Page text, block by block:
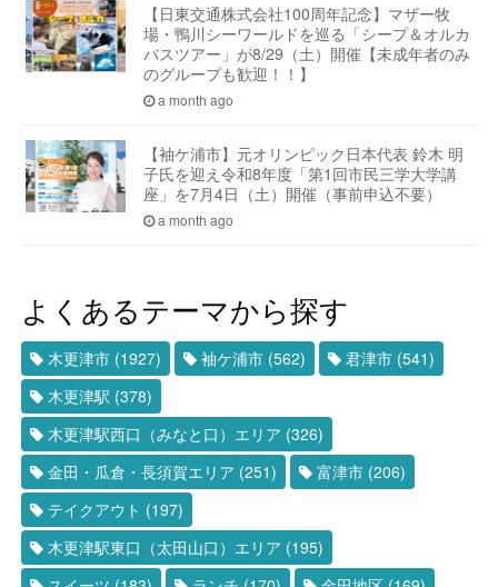
【日東交通株式会社100周年記念】マザー牧
場・鴨川シーワールドを巡る「シープ＆オルカ
バスツアー」が8/29（土）開催【未成年者のみ
のグループも歓迎！！】
a month ago
【袖ケ浦市】元オリンピック日本代表 鈴木 明
子氏を迎え令和8年度「第1回市民三学大学講
座」を7月4日（土）開催（事前申込不要）
a month ago
よくあるテーマから探す
木更津市 (1927) 袖ケ浦市 (562) 君津市 (541)
木更津駅 (378)
木更津駅西口（みなと口）エリア (326)
金田・瓜倉・長須賀エリア (251) 富津市 (206)
テイクアウト (197)
木更津駅東口（太田山口）エリア (195)